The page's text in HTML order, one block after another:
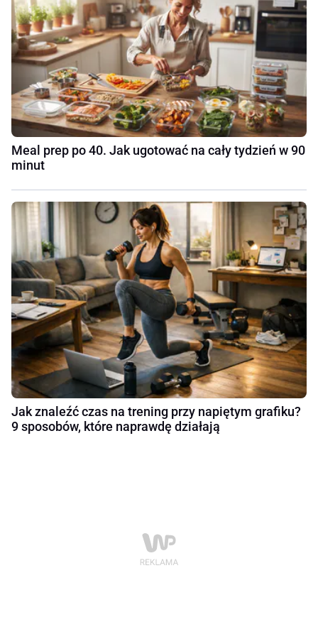
Meal prep po 40. Jak ugotować na cały tydzień w 90
minut
Jak znaleźć czas na trening przy napiętym grafiku?
9 sposobów, które naprawdę działają